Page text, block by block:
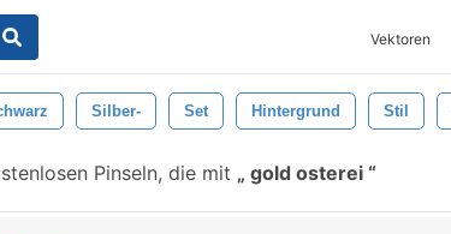
Vektoren
Silber- Set Hintergrund Stil
Pinseln, die mit gold osterei